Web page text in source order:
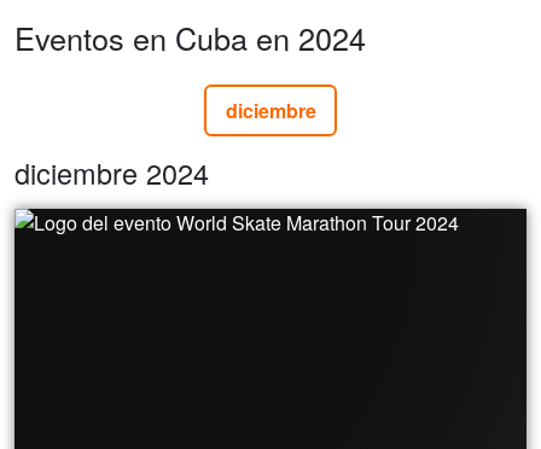
Eventos en Cuba en 2024
diciembre
diciembre 2024